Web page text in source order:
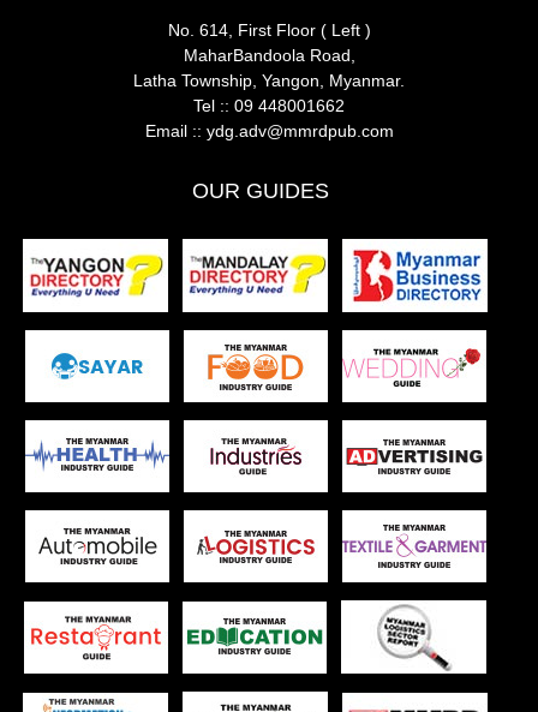
No. 614, First Floor ( Left )
MaharBandoola Road,
Latha Township, Yangon, Myanmar.
Tel :: 09 448001662
Email :: ydg.adv@mmrdpub.com
OUR GUIDES